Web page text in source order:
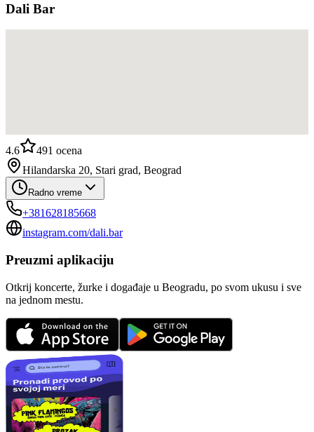
Dali Bar
4.6 491 ocena
Hilandarska 20, Stari grad, Beograd
Radno vreme
+381628185668
instagram.com/dali.bar
Preuzmi aplikaciju
Otkrij koncerte, žurke i događaje u Beogradu, po svom ukusu i sve
na jednom mestu.